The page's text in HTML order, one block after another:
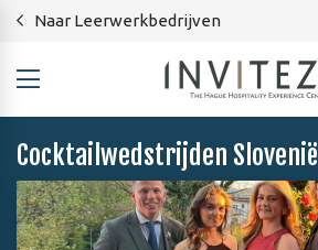
Naar Leerwerkbedrijven
Cocktailwedstrijden Slovenië